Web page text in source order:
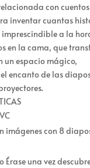
con
inventar cuantas
imprescindible a la
en la cama, que
un espacio mágico,
encanto de las
imágenes con 8
Érase una vez